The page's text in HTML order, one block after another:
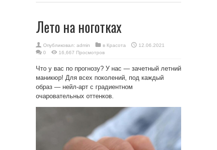
Лето на ноготках
Опубликовал: admin в Красота
12.06.2021
0
16,667 Просмотров
Что у вас по прогнозу? У нас — зачетный летний
маникюр! Для всех поколений, под каждый
образ — нейл-арт с градиентном
очаровательных оттенков.